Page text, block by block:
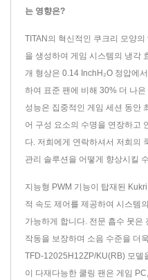
는 영향은?
TITAN의 혁신적인 쿠크리 모양
을 생성하여 게임 시스템의 냉각
개 형상은 0.14 InchH₂O 정압에
하여 표준 팬에 비해 30% 더 나
성능은 집중적인 게임 세션 동안
어 구성 요소의 수명을 연장하고
다. 저희에게 연락하셔서 저희의
관리 솔루션을 어떻게 향상시킬
지능형 PWM 기능이 탑재된
적 속도 제어를 제공하여 시스템
가능하게 합니다. 전문 흡수 못은
작동을 보장하며 소음 수준을 더
TFD-12025H12ZP/KU(RB) 모델
이 다재다능한 쿨링 팬은 게임